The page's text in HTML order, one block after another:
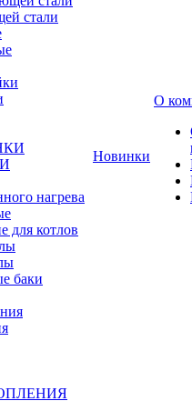
стали
нагрева
для котлов
баки
Новинки
О